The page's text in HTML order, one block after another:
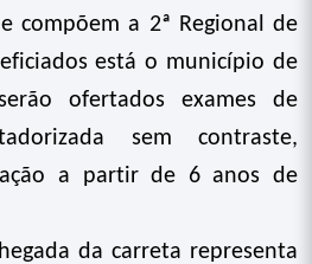
compõem a 2ª Regional de
está o município de
ofertados exames de
sem contraste,
a partir de 6 anos de
da carreta representa